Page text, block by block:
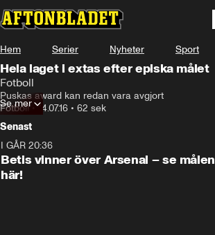
Hem Serier Nyheter Sport
Hela laget i extas efter episka målet
Fotboll
Puskas award kan redan vara avgjort
Fotboll•14.07.16 • 62 sek
Se mer
Senast
I GÅR 20:36
Betis vinner över Arsenal – se målen
här!